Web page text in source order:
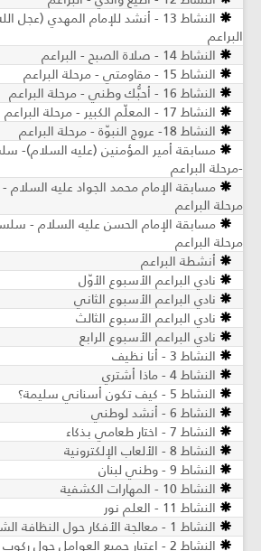
النشاط 13 - أنشد للإمام المهدي
البراعم
النشاط 14 - صلاة الصبح - البراعم
النشاط 15 - مقاومتي - مرحلة البراعم
النشاط 16 - أحبُّك وطني - مرحلة البراعم
النشاط 17 - المعلّم الكبير - مرحلة البراعم
النشاط 18- عروج النبوّة - مرحلة البراعم
مسابقة أمير المؤمنين (عليه السلام)-
-مرحلة البراعم
مسابقة الإمام محمد الجواد عليه السلام
مرحلة البراعم
مسابقة الإمام الحسن عليه السلام -
مرحلة البراعم
أنشطة البراعم
نادي البراعم الأسبوع الأوّل
نادي البراعم الأسبوع الثاني
نادي البراعم الأسبوع الثالث
نادي البراعم الأسبوع الرابع
النشاط 3 - أنا نظيف
النشاط 4 - ماذا أشتري
النشاط 5 - كيف تكون أسناني سليمة؟
النشاط 6 - أنشد لوطني
النشاط 7 - اختار طعامي بذكاء
النشاط 8 - الألعاب الإلكترونية
النشاط 9 - وطني لبنان
النشاط 10 - المهارات الكشفية
النشاط 11 - العلم نور
النشاط 1 - معالجة الأفكار حول النظافة الشخصيّة - مرحلة البراعم
النشاط 2 - اعتبار جميع العوامل حول ركوب الدراجة - مرحلة البراعم